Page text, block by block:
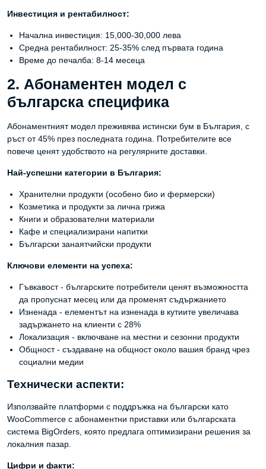
Инвестиция и рентабилност:
Начална инвестиция: 15,000-30,000 лева
Средна рентабилност: 25-35% след първата година
Време до печалба: 8-14 месеца
2. Абонаментен модел с
българска специфика
Абонаментният модел преживява истински бум в България, с
ръст от 45% през последната година. Потребителите все
повече ценят удобството на регулярните доставки.
Най-успешни категории в България:
Хранителни продукти (особено био и фермерски)
Козметика и продукти за лична грижа
Книги и образователни материали
Кафе и специализирани напитки
Български занаятчийски продукти
Ключови елементи на успеха:
Гъвкавост - българските потребители ценят възможността
да пропуснат месец или да променят съдържанието
Изненада - елементът на изненада в кутиите увеличава
задържането на клиенти с 28%
Локализация - включване на местни и сезонни продукти
Общност - създаване на общност около вашия бранд чрез
социални медии
Технически аспекти:
Използвайте платформи с поддръжка на български като
WooCommerce с абонаментни приставки или българската
система BigOrders, която предлага оптимизирани решения за
локалния пазар.
Цифри и факти: